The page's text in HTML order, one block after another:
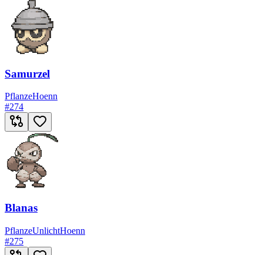
Samurzel
PflanzeHoenn
#274
Blanas
PflanzeUnlichtHoenn
#275